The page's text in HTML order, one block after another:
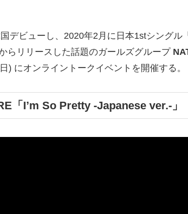
デビューし、2020年2月に日本1stシングル
らリリースした話題のガールズグループ
) にオンライントークイベントを開催する。
「I’m So Pretty -Japanese ver.-」